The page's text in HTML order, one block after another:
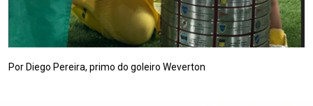
Por Diego Pereira, primo do goleiro Weverton